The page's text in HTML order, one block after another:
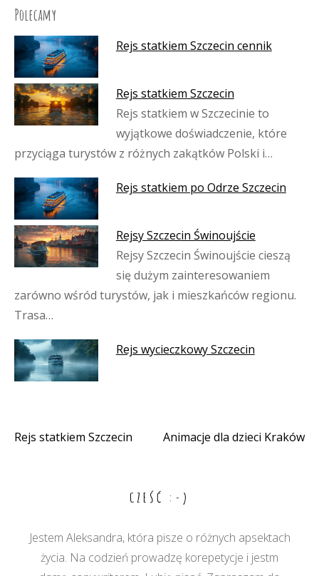
Polecamy
Rejs statkiem Szczecin cennik
Rejs statkiem Szczecin
Rejs statkiem w Szczecinie to
wyjątkowe doświadczenie, które
przyciąga turystów z różnych zakątków Polski i…
Rejs statkiem po Odrze Szczecin
Rejsy Szczecin Świnoujście
Rejsy Szczecin Świnoujście cieszą
się dużym zainteresowaniem
zarówno wśród turystów, jak i mieszkańców regionu.
Trasa…
Rejs wycieczkowy Szczecin
Nawigacja
Rejs statkiem Szczecin Animacje dla dzieci Kraków
CZEŚĆ :-)
Jestem Aleksandra, która pisze o różnych apsektach
życia. Na codzień prowadzę korepetycje i jestm